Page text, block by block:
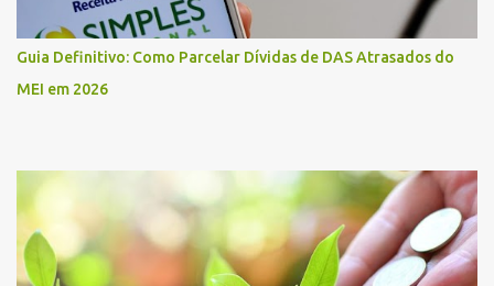
Guia Definitivo: Como Parcelar Dívidas de DAS Atrasados do
MEI em 2026